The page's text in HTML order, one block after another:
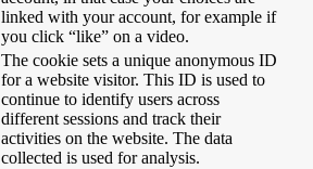
linked with your account, for example if
you click “like” on a video.
The cookie sets a unique anonymous ID
for a website visitor. This ID is used to
continue to identify users across
different sessions and track their
activities on the website. The data
collected is used for analysis.